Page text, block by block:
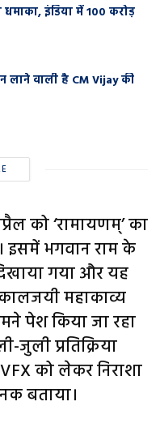
इंडिया में 100 करोड़
वाली है CM Vijay की
को ‘रामायणम्’ का
इसमें भगवान राम के
गया और यह
महाकाव्य
पेश किया जा रहा
जुली प्रतिक्रिया
को लेकर निराशा
बताया।